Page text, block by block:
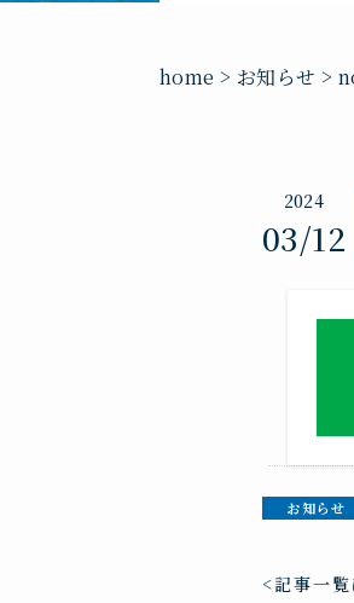
home > お知らせ >
2024
03/12
お知らせ
記事一覧